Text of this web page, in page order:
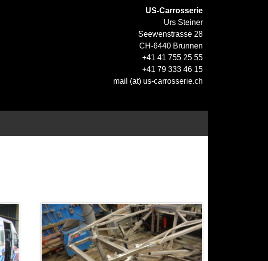
US-Carrosserie
Urs Steiner
Seewenstrasse 28
CH-6440 Brunnen
+41 41 755 25 55
+41 79 333 46 15
mail (at) us-carrosserie.ch